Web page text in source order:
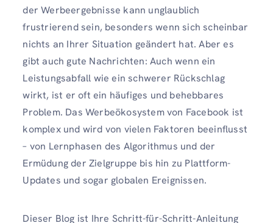
der Werbeergebnisse kann unglaublich
frustrierend sein, besonders wenn sich scheinbar
nichts an Ihrer Situation geändert hat. Aber es
gibt auch gute Nachrichten: Auch wenn ein
Leistungsabfall wie ein schwerer Rückschlag
wirkt, ist er oft ein häufiges und behebbares
Problem. Das Werbeökosystem von Facebook ist
komplex und wird von vielen Faktoren beeinflusst
– von Lernphasen des Algorithmus und der
Ermüdung der Zielgruppe bis hin zu Plattform-
Updates und sogar globalen Ereignissen.
Dieser Blog ist Ihre Schritt-für-Schritt-Anleitung